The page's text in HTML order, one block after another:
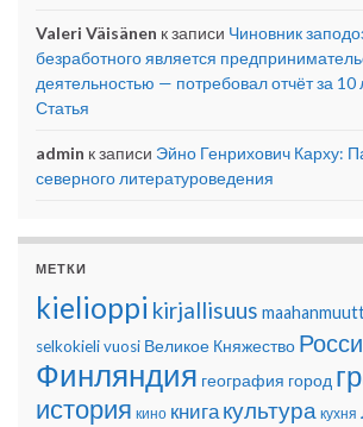
Valeri Väisänen к записи Чиновник
безработного является
деятельностью — потребовал отчёт за 10
Статья
admin к записи Эйно Генрихович Карху:
северного литературоведения
МЕТКИ
kielioppi kirjallisuus
selkokielivuosi Великое Княжество
Финляндия география город
история кино книгакультура кухня